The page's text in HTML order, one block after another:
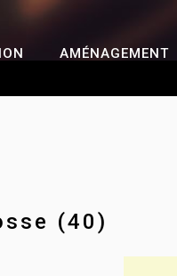
AMÉNAGEMENT
(40)